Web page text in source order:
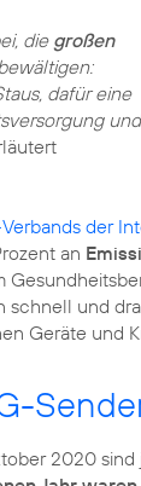
die großen
dafür eine
und
der
an
schnell und
Geräte und
2020